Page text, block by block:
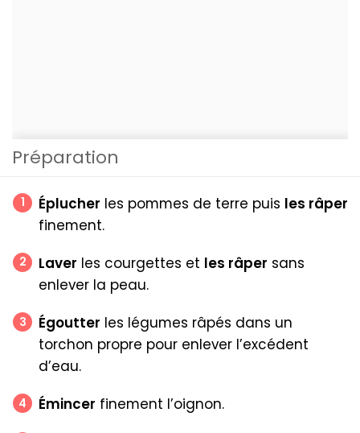
Préparation
Éplucher les pommes de terre puis les râper
finement.
Laver les courgettes et les râper sans
enlever la peau.
Égoutter les légumes râpés dans un
torchon propre pour enlever l’excédent
d’eau.
Émincer finement l’oignon.